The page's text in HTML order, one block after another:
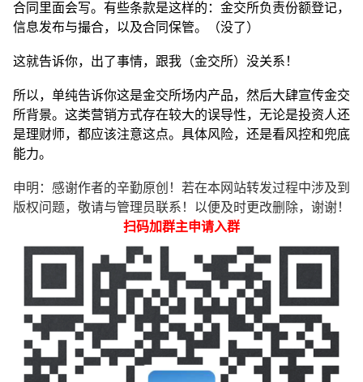
合同里面会写。有些条款是这样的：金交所负责份额登记，
信息发布与撮合，以及合同保管。（没了）
这就告诉你，出了事情，跟我（金交所）没关系！
所以，单纯告诉你这是金交所场内产品，然后大肆宣传金交
所背景。这类营销方式存在较大的误导性，无论是投资人还
是理财师，都应该注意这点。具体风险，还是看风控和兜底
能力。
申明：感谢作者的辛勤原创！若在本网站转发过程中涉及到
版权问题，敬请与管理员联系！以便及时更改删除，谢谢！
扫码加群主申请入群